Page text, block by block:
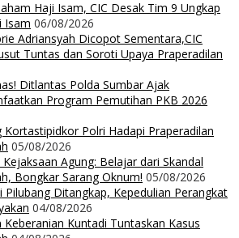
Haji Isam, CIC Desak Tim 9 Ungkap
Isam 06/08/2026
Adriansyah Dicopot Sementara,CIC
Tuntas dan Soroti Upaya Praperadilan
Ditlantas Polda Sumbar Ajak
Program Pemutihan PKB 2026
Kortastipidkor Polri Hadapi Praperadilan
05/08/2026
Agung: Belajar dari Skandal
Bongkar Sarang Oknum! 05/08/2026
Pilubang Ditangkap, Kepedulian Perangkat
04/08/2026
Keberanian Kuntadi Tuntaskan Kasus